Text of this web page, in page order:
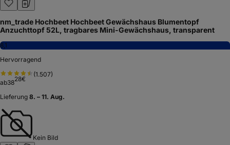
nm_trade Hochbeet Hochbeet Gewächshaus Blumentopf
Anzuchttopf 52L, tragbares Mini-Gewächshaus, transparent
8,1
Hervorragend
(1.507)
ab3828€
Lieferung 8. – 11. Aug.
Kein Bild